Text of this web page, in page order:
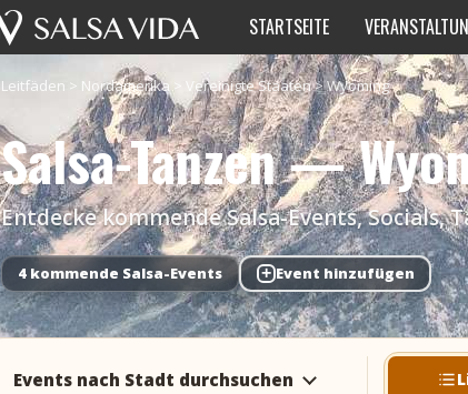
STARTSEITE
Leitfäden > Nordamerika Vereinigte Staaten>Wyoming
Salsa-Tanzen —
Entdecke kommende Salsa-Events, Socials,
4 kommende Salsa-Events + Event hinzufügen
Events nach Stadt durchsuchen